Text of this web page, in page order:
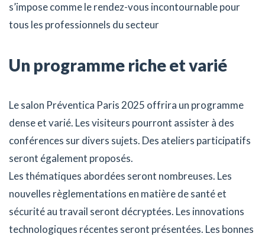
s’impose comme le rendez-vous incontournable pour
tous les professionnels du secteur
Un programme riche et varié
Le salon Préventica Paris 2025 offrira un programme
dense et varié. Les visiteurs pourront assister à des
conférences sur divers sujets. Des ateliers participatifs
seront également proposés.
Les thématiques abordées seront nombreuses. Les
nouvelles règlementations en matière de santé et
sécurité au travail seront décryptées. Les innovations
technologiques récentes seront présentées. Les bonnes